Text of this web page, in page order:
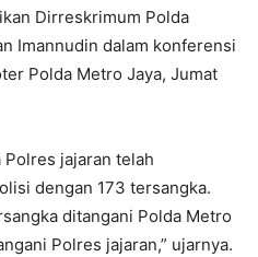
Dirreskrimum Polda
Imannudin dalam konferensi
Polda Metro Jaya, Jumat
Polres jajaran telah
dengan 173 tersangka.
ditangani Polda Metro
Polres jajaran,” ujarnya.